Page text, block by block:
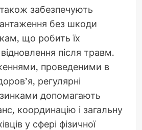
забезпечують
без шкоди
що робить їх
після травм.
проведеними в
регулярні
допомагають
координацію і загальну
у сфері фізичної